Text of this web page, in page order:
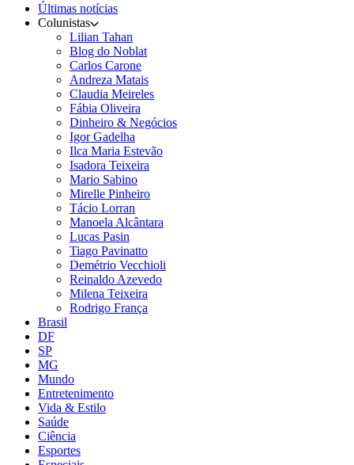
Últimas notícias
Colunistas
Lilian Tahan
Blog do Noblat
Carlos Carone
Andreza Matais
Claudia Meireles
Fábia Oliveira
Dinheiro & Negócios
Igor Gadelha
Ilca Maria Estevão
Isadora Teixeira
Mario Sabino
Mirelle Pinheiro
Tácio Lorran
Manoela Alcântara
Lucas Pasin
Tiago Pavinatto
Demétrio Vecchioli
Reinaldo Azevedo
Milena Teixeira
Rodrigo França
Brasil
DF
SP
MG
Mundo
Entretenimento
Vida & Estilo
Saúde
Ciência
Esportes